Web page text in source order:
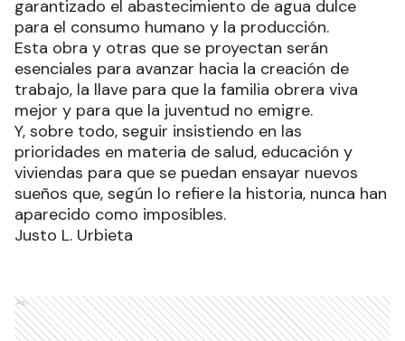
garantizado el abastecimiento de agua dulce
para el consumo humano y la producción.
Esta obra y otras que se proyectan serán
esenciales para avanzar hacia la creación de
trabajo, la llave para que la familia obrera viva
mejor y para que la juventud no emigre.
Y, sobre todo, seguir insistiendo en las
prioridades en materia de salud, educación y
viviendas para que se puedan ensayar nuevos
sueños que, según lo refiere la historia, nunca han
aparecido como imposibles.
Justo L. Urbieta
Ads